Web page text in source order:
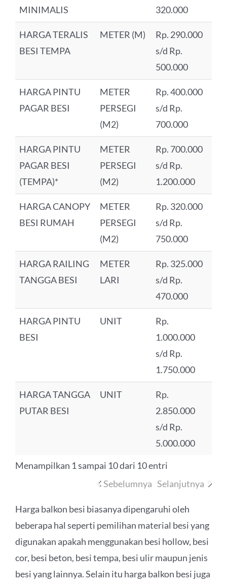
MINIMALIS
320.000
HARGA TERALIS
BESI TEMPA
METER (M)
Rp. 290.000
s/d Rp.
500.000
HARGA PINTU
PAGAR BESI
METER
PERSEGI
(M2)
Rp. 400.000
s/d Rp.
700.000
HARGA PINTU
PAGAR BESI
(TEMPA)*
METER
PERSEGI
(M2)
Rp. 700.000
s/d Rp.
1.200.000
HARGA CANOPY
BESI RUMAH
METER
PERSEGI
(M2)
Rp. 320.000
s/d Rp.
750.000
HARGA RAILING
TANGGA BESI
METER
LARI
Rp. 325.000
s/d Rp.
470.000
HARGA PINTU
BESI
UNIT
Rp.
1.000.000
s/d Rp.
1.750.000
HARGA TANGGA
PUTAR BESI
UNIT
Rp.
2.850.000
s/d Rp.
5.000.000
Menampilkan 1 sampai 10 dari 10 entri
Sebelumnya Selanjutnya
Harga balkon besi biasanya dipengaruhi oleh
beberapa hal seperti pemilihan material besi yang
digunakan apakah menggunakan besi hollow, besi
cor, besi beton, besi tempa, besi ulir maupun jenis
besi yang lainnya. Selain itu harga balkon besi juga